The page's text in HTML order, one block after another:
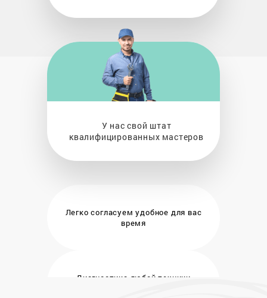
У нас свой штат
квалифицированных мастеров
Легко согласуем удобное для вас
время
Диагностика любой техники